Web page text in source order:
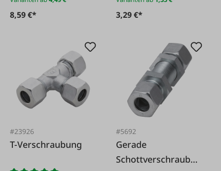
8,59 €* 3,29 €*
#23926
T-Verschraubung
#5692
Gerade
Schottverschraubun